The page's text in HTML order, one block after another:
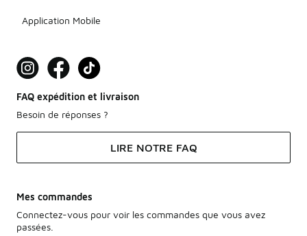
Application Mobile
FAQ expédition et livraison
Besoin de réponses ?
LIRE NOTRE FAQ
Mes commandes
Connectez-vous pour voir les commandes que vous avez
passées.